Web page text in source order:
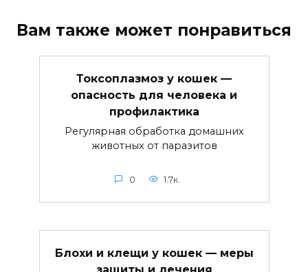
Вам также может понравиться
Токсоплазмоз у кошек —
опасность для человека и
профилактика
Регулярная обработка домашних
животных от паразитов
0 1.7к.
Блохи и клещи у кошек — меры
защиты и лечения